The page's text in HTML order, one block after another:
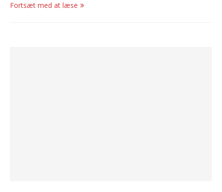
Fortsæt med at læse